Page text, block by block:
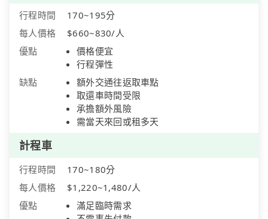
行程時間
170~195分
每人價格
$660~830/人
優點
價格便宜
行程彈性
缺點
額外交通往返取車點
取還車時間受限
承擔額外風險
需當天來回或租多天
計程車
行程時間
170~180分
每人價格
$1,220~1,480/人
優點
滿足臨時需求